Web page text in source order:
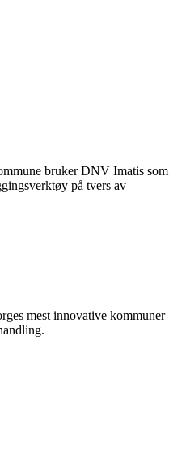
bruker DNV Imatis som
på tvers av
mest innovative kommuner